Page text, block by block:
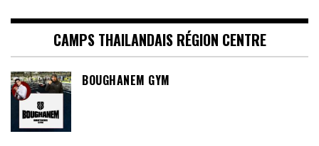
CAMPS THAILANDAIS RÉGION CENTRE
BOUGHANEM GYM